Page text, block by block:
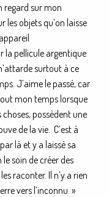
regard sur mon
les objets qu’on laisse
la pellicule argentique
surtout à ce
J’aime le passé, car
mon temps lorsque
choses, possèdent une
de la vie. C’est à
là et y a laissé sa
soin de créer des
raconter. Il n’y a rien
vers l’inconnu. »